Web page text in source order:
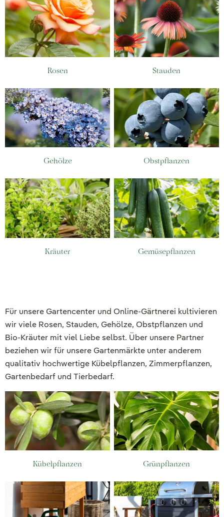
Rosen Stauden
Gehölze Obstpflanzen
Kräuter Gemüsepflanzen
Für unsere Gartencenter und Online-Gärtnerei kultivieren
wir viele Rosen, Stauden, Gehölze, Obstpflanzen und
Bio-Kräuter mit viel Liebe selbst. Über unsere Partner
beziehen wir für unsere Gartenmärkte unter anderem
qualitativ hochwertige Kübelpflanzen, Zimmerpflanzen,
Gartenbedarf und Tierbedarf.
Kübelpflanzen Grünpflanzen